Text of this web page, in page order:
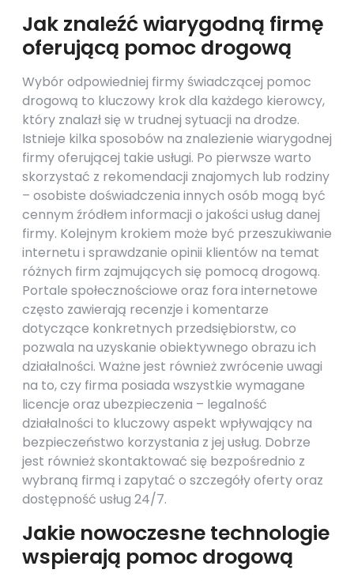
Jak znaleźć wiarygodną firmę
oferującą pomoc drogową
Wybór odpowiedniej firmy świadczącej pomoc
drogową to kluczowy krok dla każdego kierowcy,
który znalazł się w trudnej sytuacji na drodze.
Istnieje kilka sposobów na znalezienie wiarygodnej
firmy oferującej takie usługi. Po pierwsze warto
skorzystać z rekomendacji znajomych lub rodziny
– osobiste doświadczenia innych osób mogą być
cennym źródłem informacji o jakości usług danej
firmy. Kolejnym krokiem może być przeszukiwanie
internetu i sprawdzanie opinii klientów na temat
różnych firm zajmujących się pomocą drogową.
Portale społecznościowe oraz fora internetowe
często zawierają recenzje i komentarze
dotyczące konkretnych przedsiębiorstw, co
pozwala na uzyskanie obiektywnego obrazu ich
działalności. Ważne jest również zwrócenie uwagi
na to, czy firma posiada wszystkie wymagane
licencje oraz ubezpieczenia – legalność
działalności to kluczowy aspekt wpływający na
bezpieczeństwo korzystania z jej usług. Dobrze
jest również skontaktować się bezpośrednio z
wybraną firmą i zapytać o szczegóły oferty oraz
dostępność usług 24/7.
Jakie nowoczesne technologie
wspierają pomoc drogową